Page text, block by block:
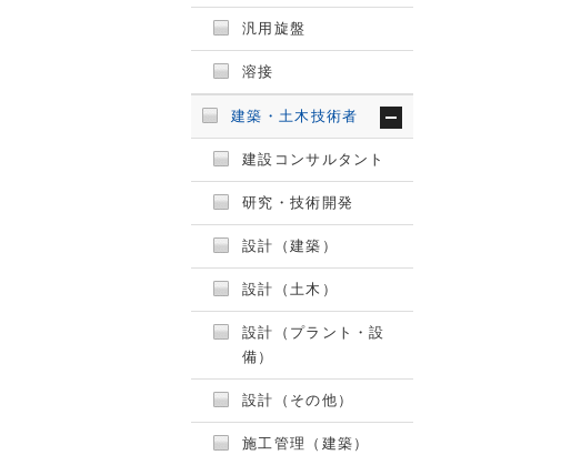
汎用旋盤
溶接
建築・土木技術者
建設コンサルタント
研究・技術開発
設計（建築）
設計（土木）
設計（プラント・設
備）
設計（その他）
施工管理（建築）